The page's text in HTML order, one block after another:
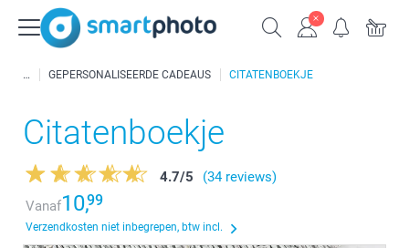
GEPERSONALISEERDE CADEAUS CITATENBOEKJE
Citatenboekje
4.7/5
(34 reviews)
Vanaf10,99
Verzendkosten niet inbegrepen, btw incl.